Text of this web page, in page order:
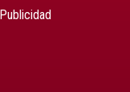
Publicidad